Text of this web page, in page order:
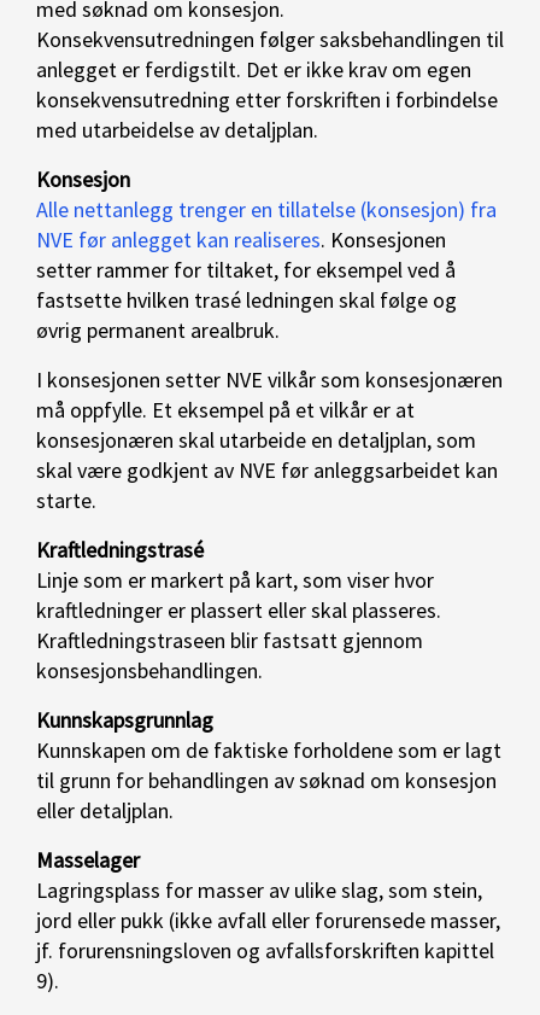
med søknad om konsesjon.
Konsekvensutredningen følger saksbehandlingen til
anlegget er ferdigstilt. Det er ikke krav om egen
konsekvensutredning etter forskriften i forbindelse
med utarbeidelse av detaljplan.
Konsesjon
Alle nettanlegg trenger en tillatelse (konsesjon) fra
NVE før anlegget kan realiseres. Konsesjonen
setter rammer for tiltaket, for eksempel ved å
fastsette hvilken trasé ledningen skal følge og
øvrig permanent arealbruk.
I konsesjonen setter NVE vilkår som konsesjonæren
må oppfylle. Et eksempel på et vilkår er at
konsesjonæren skal utarbeide en detaljplan, som
skal være godkjent av NVE før anleggsarbeidet kan
starte.
Kraftledningstrasé
Linje som er markert på kart, som viser hvor
kraftledninger er plassert eller skal plasseres.
Kraftledningstraseen blir fastsatt gjennom
konsesjonsbehandlingen.
Kunnskapsgrunnlag
Kunnskapen om de faktiske forholdene som er lagt
til grunn for behandlingen av søknad om konsesjon
eller detaljplan.
Masselager
Lagringsplass for masser av ulike slag, som stein,
jord eller pukk (ikke avfall eller forurensede masser,
jf. forurensningsloven og avfallsforskriften kapittel
9).